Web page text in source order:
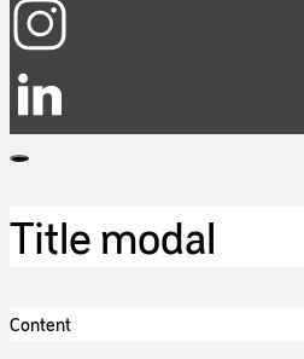
Title modal
Content